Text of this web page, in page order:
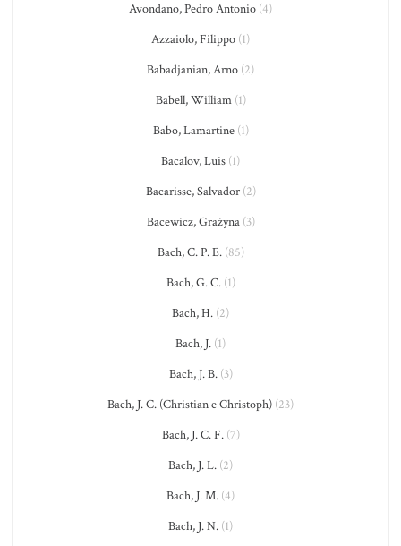
Avondano, Pedro Antonio (4)
Azzaiolo, Filippo (1)
Babadjanian, Arno (2)
Babell, William(1)
Babo, Lamartine(1)
Bacalov, Luis (1)
Bacarisse, Salvador(2)
Bacewicz, Grażyna(3)
Bach, C. P. E.(85)
Bach, G. C.(1)
Bach, H. (2)
Bach, J. (1)
Bach, J. B.(3)
Bach, J. C. (Christian e Christoph) (23)
Bach, J. C. F.(7)
Bach, J. L. (2)
Bach, J. M. (4)
Bach, J. N. (1)